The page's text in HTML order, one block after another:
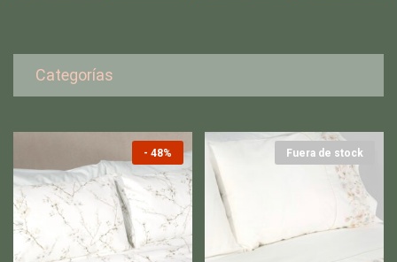
Categorías
- 48% Fuera de stock